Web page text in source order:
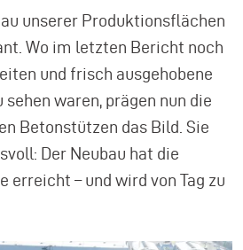
unserer Produktionsflächen
Wo im letzten Bericht noch
und frisch ausgehobene
waren, prägen nun die
Betonstützen das Bild. Sie
Der Neubau hat die
erreicht – und wird von Tag zu